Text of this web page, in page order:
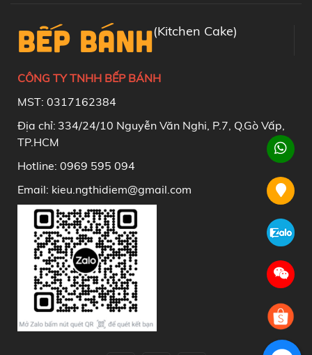
BẾP BÁNH(Kitchen Cake)
CÔNG TY TNHH BẾP BÁNH
MST: 0317162384
Địa chỉ: 334/24/10 Nguyễn Văn Nghi, P.7, Q.Gò Vấp,
TP.HCM
Hotline: 0969 595 094
Email: kieu.ngthidiem@gmail.com